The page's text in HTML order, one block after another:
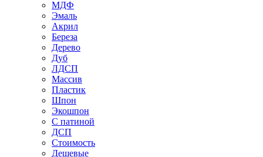
МДФ
Эмаль
Акрил
Береза
Дерево
Дуб
ЛДСП
Массив
Пластик
Шпон
Экошпон
С патиной
ДСП
Стоимость
Дешевые